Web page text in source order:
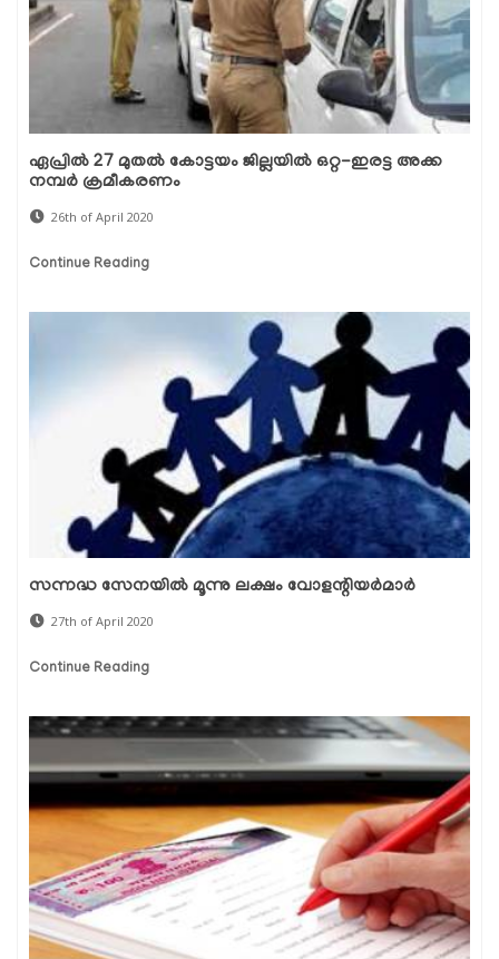
ഏപ്രില്‍ 27 മുതല്‍ കോട്ടയം ജില്ലയില്‍ ഒറ്റ-ഇരട്ട അക്ക
നമ്പര്‍ ക്രമീകരണം
26th of April 2020
Continue Reading
സന്നദ്ധ സേനയിൽ മൂന്നു ലക്ഷം വോളന്റിയർമാർ
27th of April 2020
Continue Reading